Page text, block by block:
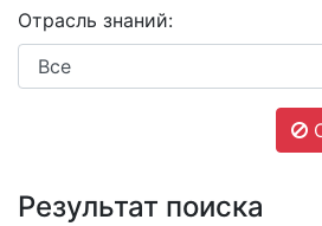
Отрасль знаний:
Результат поиска